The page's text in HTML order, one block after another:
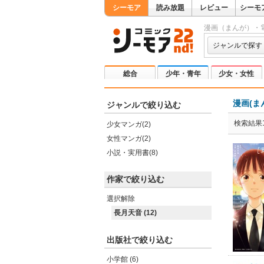
シーモア 読み放題 レビュー シーモ
漫画（まんが）・
ジャンルで探す
総合 少年・青年 少女・女性
ジャンルで絞り込む
少女マンガ(2)
女性マンガ(2)
小説・実用書(8)
作家で絞り込む
選択解除
長月天音 (12)
出版社で絞り込む
小学館 (6)
漫画(ま
検索結